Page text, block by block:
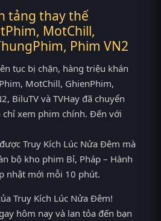
tảng thay thế
MotChill,
Phim VN2
tục bị chặn, hàng triệu khán
MotChill, GhienPhim,
BiluTV và TVHay đã chuyển
chỉ xem phim chính. Đến với
Truy Kích Lúc Nửa Đêm mà
bộ kho phim Bỉ, Pháp – Hành
nhật mới mỗi 10 phút.
Truy Kích Lúc Nửa Đêm!
hôm nay và lan tỏa đến bạn